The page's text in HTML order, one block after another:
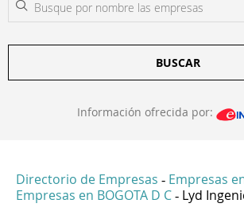
BUSCAR
Información ofrecida por:
Directorio de Empresas - Empresas
Empresas en BOGOTA D C - Lyd